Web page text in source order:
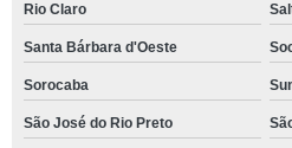
Rio Claro
Santa Bárbara d'Oeste
Sorocaba
São José do Rio Preto